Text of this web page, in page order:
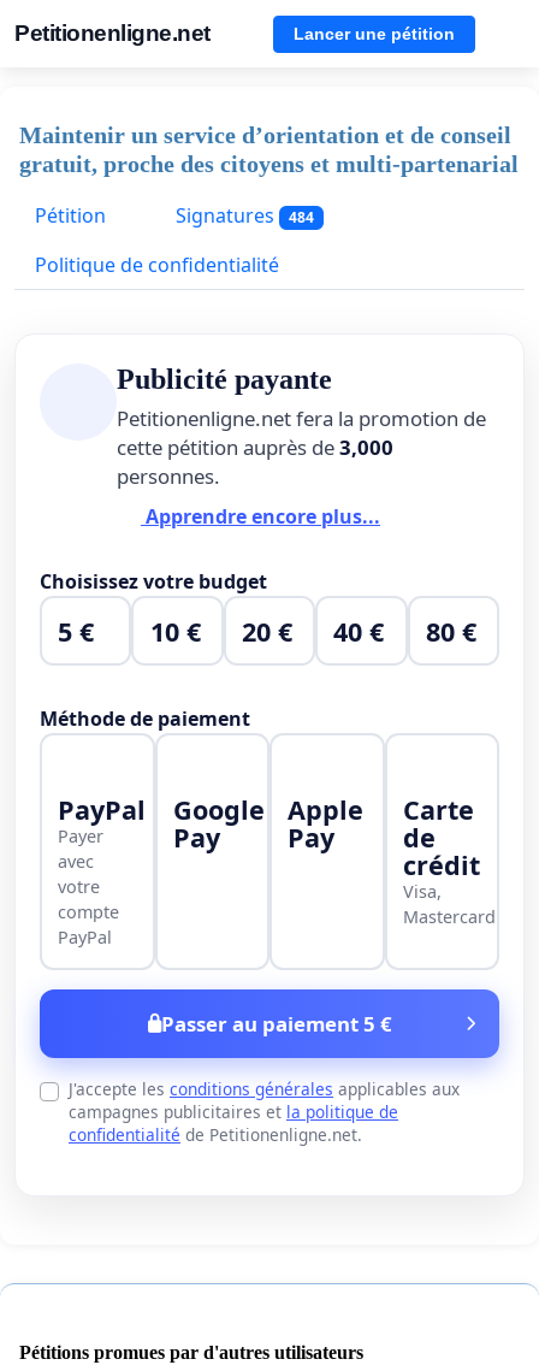
Petitionenligne.net Lancer une pétition
Maintenir un service d’orientation et de conseil
gratuit, proche des citoyens et multi-partenarial
Pétition
Signatures 484
Politique de confidentialité
Publicité payante
Petitionenligne.net fera la promotion de
cette pétition auprès de3,000
personnes.
Apprendre encore plus...
Choisissez votre budget
5 € 10 € 20 € 40 € 80 €
Méthode de paiement
PayPal
Payer
avec
votre
compte
PayPal
Google
Pay
Apple
Pay
Carte
de
crédit
Visa,
Mastercard
Passer au paiement 5 €
J'accepte les conditions générales applicables aux
campagnes publicitaires et la politique de
confidentialité de Petitionenligne.net.
Pétitions promues par d'autres utilisateurs